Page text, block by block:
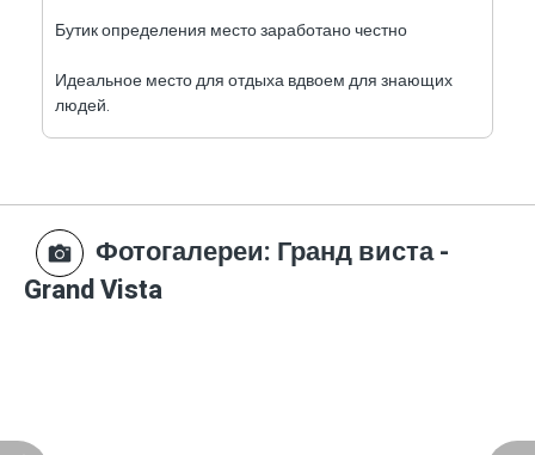
Бутик определения место заработано честно
Идеальное место для отдыха вдвоем для знающих
людей.
Каменный люкс, в котором мы остановились,
просторный, уютный и особенный.
Рекомендовано Рекомендовано Рекомендовано
Фотогалереи: Гранд виста -
Grand Vista